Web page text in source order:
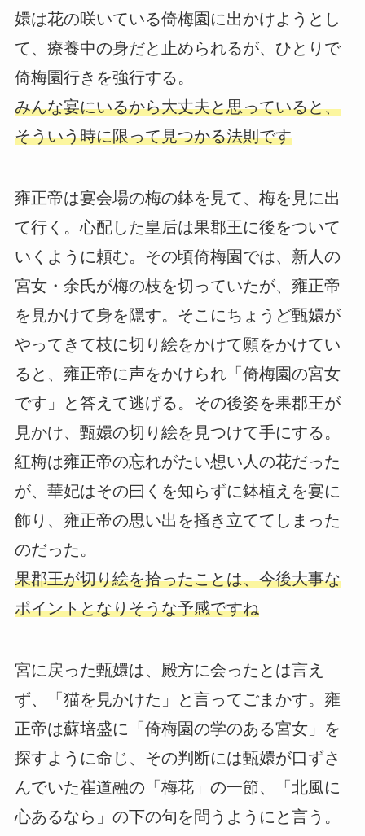
嬛は花の咲いている倚梅園に出かけようとし
て、療養中の身だと止められるが、ひとりで
倚梅園行きを強行する。
みんな宴にいるから大丈夫と思っていると、
そういう時に限って見つかる法則です
雍正帝は宴会場の梅の鉢を見て、梅を見に出
て行く。心配した皇后は果郡王に後をついて
いくように頼む。その頃倚梅園では、新人の
宮女・余氏が梅の枝を切っていたが、雍正帝
を見かけて身を隠す。そこにちょうど甄嬛が
やってきて枝に切り絵をかけて願をかけてい
ると、雍正帝に声をかけられ「倚梅園の宮女
です」と答えて逃げる。その後姿を果郡王が
見かけ、甄嬛の切り絵を見つけて手にする。
紅梅は雍正帝の忘れがたい想い人の花だった
が、華妃はその曰くを知らずに鉢植えを宴に
飾り、雍正帝の思い出を掻き立ててしまった
のだった。
果郡王が切り絵を拾ったことは、今後大事な
ポイントとなりそうな予感ですね
宮に戻った甄嬛は、殿方に会ったとは言え
ず、「猫を見かけた」と言ってごまかす。雍
正帝は蘇培盛に「倚梅園の学のある宮女」を
探すように命じ、その判断には甄嬛が口ずさ
んでいた崔道融の「梅花」の一節、「北風に
心あるなら」の下の句を問うようにと言う。